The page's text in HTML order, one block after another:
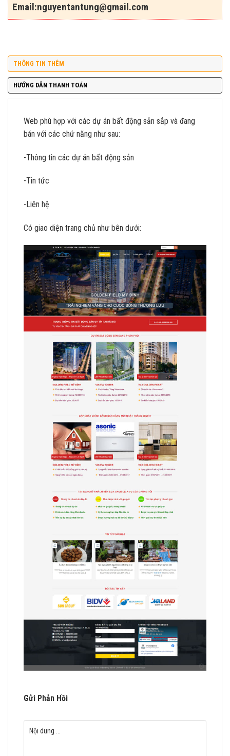
Email:nguyentantung@gmail.com
THÔNG TIN THÊM
HƯỚNG DẪN THANH TOÁN
Web phù hợp với các dự án bất động sản sắp và đang
bán với các chứ năng như sau:
-Thông tin các dự án bất động sản
-Tin tức
-Liên hệ
Có giao diện trang chủ như bên dưới:
Gửi Phản Hồi